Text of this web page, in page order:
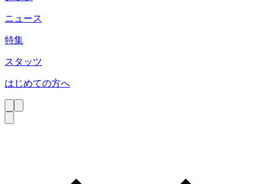
ニュース
特集
スタッツ
はじめての方へ